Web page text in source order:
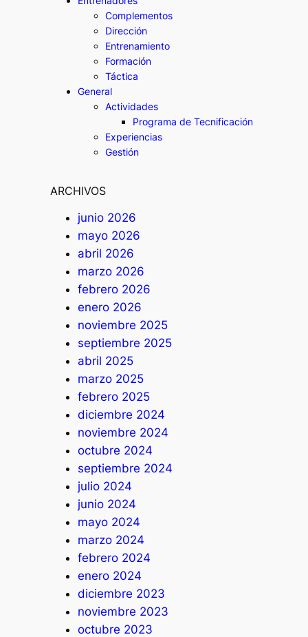
Complementos
Dirección
Entrenamiento
Formación
Táctica
General
Actividades
Programa de Tecnificación
Experiencias
Gestión
ARCHIVOS
junio 2026
mayo 2026
abril 2026
marzo 2026
febrero 2026
enero 2026
noviembre 2025
septiembre 2025
abril 2025
marzo 2025
febrero 2025
diciembre 2024
noviembre 2024
octubre 2024
septiembre 2024
julio 2024
junio 2024
mayo 2024
marzo 2024
febrero 2024
enero 2024
diciembre 2023
noviembre 2023
octubre 2023